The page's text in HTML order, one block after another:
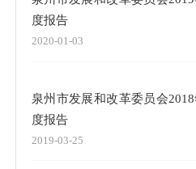
度报告
2020-01-03
泉州市发展和改革委员会
度报告
2019-03-25